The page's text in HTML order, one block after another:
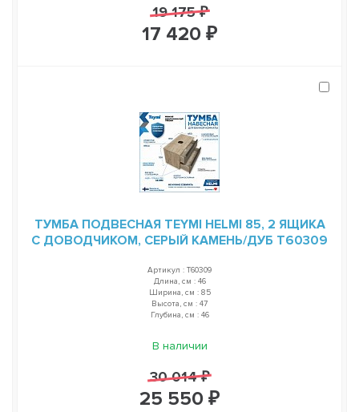
19 175 ₽
17 420 ₽
ТУМБА ПОДВЕСНАЯ TEYMI HELMI 85, 2 ЯЩИКА
С ДОВОДЧИКОМ, СЕРЫЙ КАМЕНЬ/ДУБ T60309
Артикул : T60309
Длина, см : 46
Ширина, см : 85
Высота, см : 47
Глубина, см : 46
В наличии
30 014 ₽
25 550 ₽